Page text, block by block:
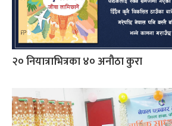
२० नियात्राभित्रका ४० अनौठा कुरा